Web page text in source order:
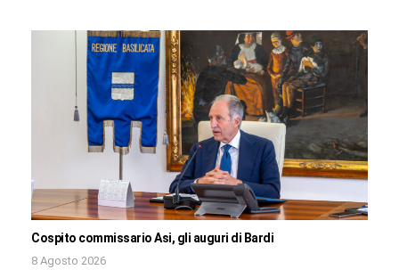
Cospito commissario Asi, gli auguri di Bardi
8 Agosto 2026